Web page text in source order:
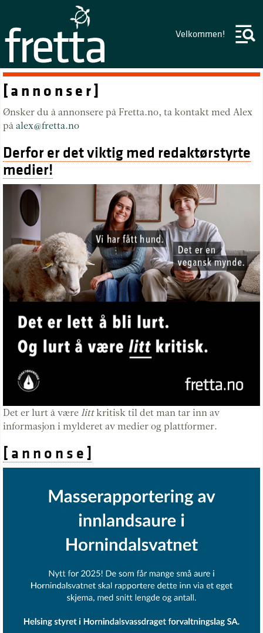
Velkommen!
[ a n n o n s e r ]
Ønsker du å annonsere på Fretta.no, ta kontakt med Alex
på alex@fretta.no
Derfor er det viktig med redaktørstyrte
medier!
Det er lurt å være littkritisk til det man tar inn av
informasjon i mylderet av medier og plattformer.
[ a n n o n s e ]